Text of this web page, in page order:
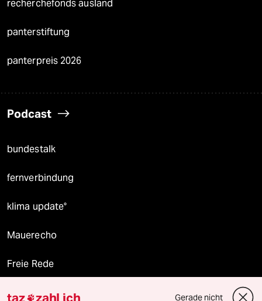
recherchefonds ausland
panterstiftung
panterpreis 2026
Podcast
bundestalk
fernverbindung
klima update°
Mauerecho
Freie Rede
reingehen
taz zahl ich Gerade nicht